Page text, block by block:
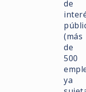
de
(más
de
500
ya